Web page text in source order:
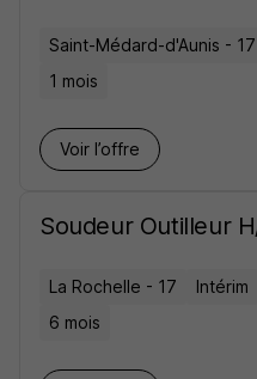
Saint-Médard-d'Aunis - 17
1 mois
Voir l’offre
Soudeur Outilleur
La Rochelle - 17 Intérim
6 mois